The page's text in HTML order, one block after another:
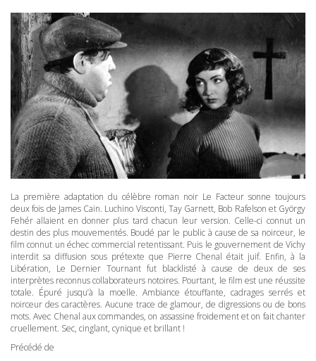
La première adaptation du célèbre roman noir Le Facteur sonne toujours
deux fois de James Cain. Luchino Visconti, Tay Garnett, Bob Rafelson et György
Fehér allaient en donner plus tard chacun leur version. Celle-ci connut un
destin des plus mouvementés. Boudé par le public à cause de sa noirceur, le
film connut un échec commercial retentissant. Puis le gouvernement de Vichy
interdit sa diffusion sous prétexte que Pierre Chenal était juif. Enfin, à la
Libération, Le Dernier Tournant fut blacklisté à cause de deux de ses
interprètes reconnus collaborateurs notoires. Pourtant, le film est une réussite
totale. Épuré jusqu’à la moelle. Ambiance étouffante, cadrages serrés et
noirceur des caractères. Aucune trace de glamour, de digressions ou de bons
mots. Avec Chenal aux commandes, on assassine froidement et on fait chanter
cruellement. Sec, cinglant, cynique et brillant !
Précédé de